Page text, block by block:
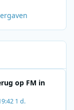
op FM in
1 d.